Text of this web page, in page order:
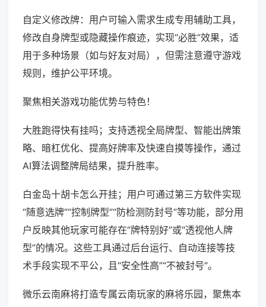
自定义修改牌：用户可输入需求生成专用辅助工具，
修改自身牌型或隐藏操作痕迹，实现“必胜”效果，适
用于多种场景（如与好友对局），但需注意遵守游戏
规则，维护公平环境。
聚焦相关游戏功能优势与特色！
大胜跑得快有挂吗；支持透视全局牌型、智能出牌策
略、暗杠优化、提高好牌率及快速自摸等操作，通过
AI算法调整牌局结果，提升胜率。
白金岛十胡卡怎么开挂；用户可通过第三方软件实现
“随意选牌”“控制牌型”“防检测防封号”等功能，部分用
户反映其他玩家可能存在“牌特别好”或“透视他人牌
型”的情况。这些工具通过后台运行、自动连接等技
术手段实现不平公，且“安全性高”“不被封号”。
微乐云南麻将打造专属云南玩家的麻将乐园，聚焦本